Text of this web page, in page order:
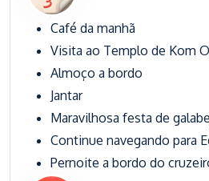
Café da manhã
Visita ao Templo de Kom
Almoço a bordo
Jantar
Maravilhosa festa de
Continue navegando para
Pernoite a bordo do